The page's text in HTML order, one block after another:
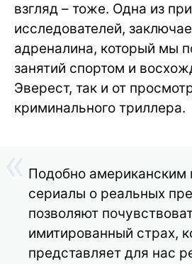
взгляд – тоже. Одна из
исследователей,
адреналина, который мы
занятий спортом и
Эверест, так и от
криминального триллера.
Подобно американским
сериалы о реальных
позволяют
имитированный страх,
представляет для нас